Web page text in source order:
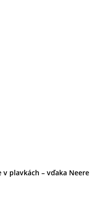
plavkách – vďaka Neere